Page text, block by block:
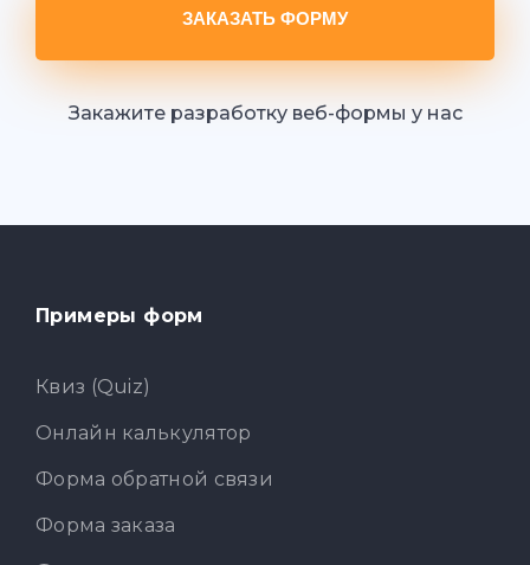
ЗАКАЗАТЬ ФОРМУ
Закажите разработку веб-формы у нас
Примеры форм
Квиз (Quiz)
Онлайн калькулятор
Форма обратной связи
Форма заказа